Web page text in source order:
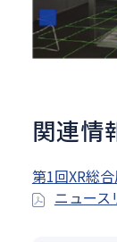
関連情
第1回XR総
ニュース